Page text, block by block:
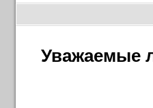
Уважаемые